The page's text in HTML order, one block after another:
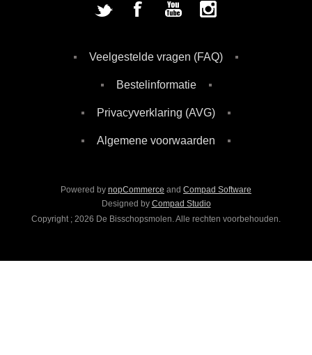
Veelgestelde vragen (FAQ)
Bestelinformatie
Privacyverklaring (AVG)
Algemene voorwaarden
Powered by nopCommerce and Compad Software
Designed by Compad Studio
Copyright ; 2026 De Bisschopsmolen. Alle rechten voorbehouden.